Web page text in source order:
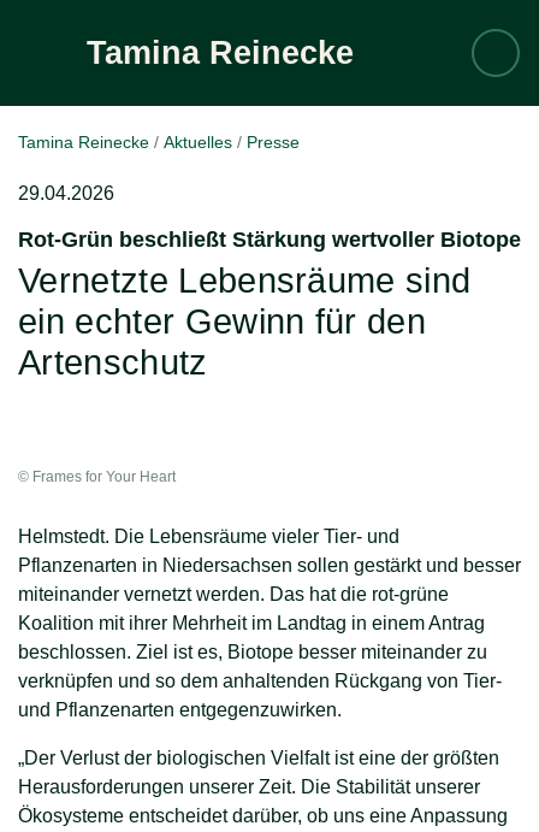
TaminaReinecke
Tamina Reinecke Aktuelles Presse
29.04.2026
Rot-Grün beschließt Stärkung wertvoller Biotope
:
Vernetzte Lebensräume sind
ein echter Gewinn für den
Artenschutz
© Frames for Your Heart
Helmstedt. Die Lebensräume vieler Tier- und
Pflanzenarten in Niedersachsen sollen gestärkt und besser
miteinander vernetzt werden. Das hat die rot-grüne
Koalition mit ihrer Mehrheit im Landtag in einem Antrag
beschlossen. Ziel ist es, Biotope besser miteinander zu
verknüpfen und so dem anhaltenden Rückgang von Tier-
und Pflanzenarten entgegenzuwirken.
„Der Verlust der biologischen Vielfalt ist eine der größten
Herausforderungen unserer Zeit. Die Stabilität unserer
Ökosysteme entscheidet darüber, ob uns eine Anpassung